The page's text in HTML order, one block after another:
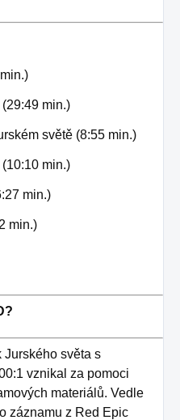
min.)
světě (8:55 min.)
min.)
min.)
min.)
světa s
vznikal za pomoci
materiálů. Vedle
záznamu z Red Epic